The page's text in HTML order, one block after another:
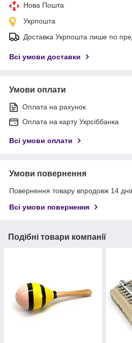
Нова Пошта
Укрпошта
Доставка Укрпошта лише по
Всі умови доставки
Умови оплати
Оплата на рахунок
Оплата на карту Укрсіббанка
Всі умови оплати
Умови повернення
Повернення товару впродовж 14
Всі умови повернення
Подібні товари компанії